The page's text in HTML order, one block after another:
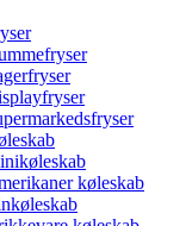
køleskab